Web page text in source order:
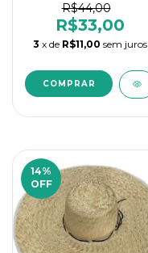
R$44,00
R$33,00
3 x de R$11,00 sem juros
14%
OFF